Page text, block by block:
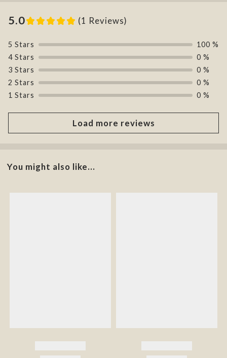
5.0 (1 Reviews)
5 Stars
100 %
4 Stars
0 %
3 Stars
0 %
2 Stars
0 %
1 Stars
0 %
Load more reviews
You might also like...